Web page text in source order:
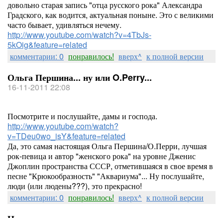
довольно старая запись "отца русского рока" Александра
Градского, как водится, актуальная поныне. Это с великими
часто бывает, удивляться нечему.
http://www.youtube.com/watch?v=4TbJs-
5kOig&feature=related
комментарии: 0 понравилось! вверх^ к полной версии
Ольга Першина... ну или O.Perry...
16-11-2011 22:08
Посмотрите и послушайте, дамы и господа.
http://www.youtube.com/watch?
v=TDeu0wo_isY&feature=related
Да, это самая настоящая Ольга Першина/О.Перри, лучшая
рок-певица и автор "женского рока" на уровне Дженис
Джоплин пространства СССР, отметившаяся в свое время в
песне "Крюкообразность" "Аквариума"... Ну послушайте,
люди (или людены???), это прекрасно!
комментарии: 0 понравилось! вверх^ к полной версии